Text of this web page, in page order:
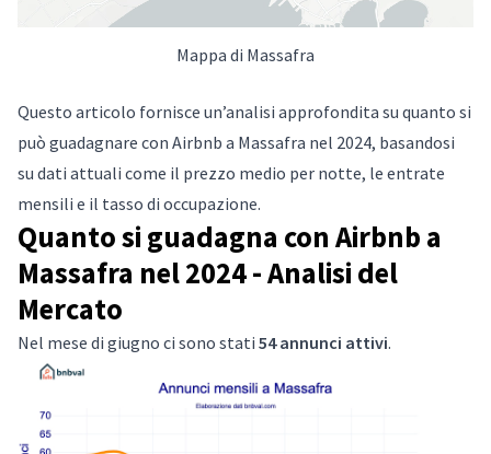
Mappa di Massafra
Questo articolo fornisce un’analisi approfondita su quanto si
può guadagnare con Airbnb a Massafra nel 2024, basandosi
su dati attuali come il prezzo medio per notte, le entrate
mensili e il tasso di occupazione.
Quanto si guadagna con Airbnb a
Massafra nel 2024 - Analisi del
Mercato
Nel mese di giugno ci sono stati 54 annunci attivi.